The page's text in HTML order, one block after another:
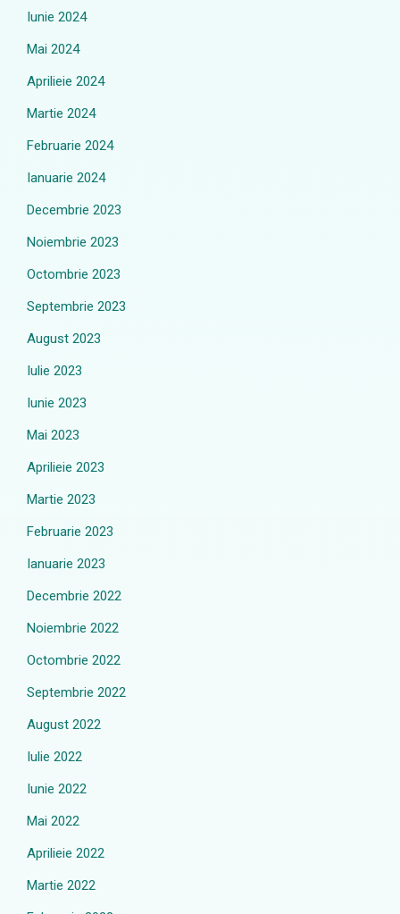
Iunie 2024
Mai 2024
Aprilieie 2024
Martie 2024
Februarie 2024
Ianuarie 2024
Decembrie 2023
Noiembrie 2023
Octombrie 2023
Septembrie 2023
August 2023
Iulie 2023
Iunie 2023
Mai 2023
Aprilieie 2023
Martie 2023
Februarie 2023
Ianuarie 2023
Decembrie 2022
Noiembrie 2022
Octombrie 2022
Septembrie 2022
August 2022
Iulie 2022
Iunie 2022
Mai 2022
Aprilieie 2022
Martie 2022